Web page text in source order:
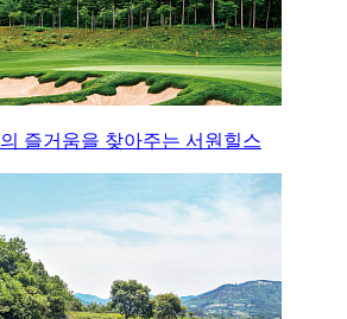
즐거움을 찾아주는 서원힐스